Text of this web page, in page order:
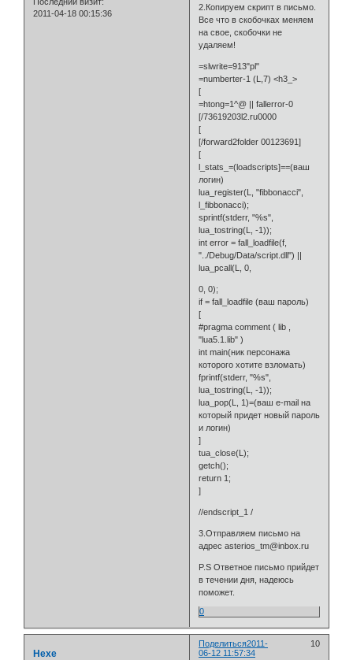
2011-04-18 00:15:36
2.Копируем скрипт в письмо.
Все что в скобочках меняем
на свое, скобочки не
удаляем!
=slwrite=913"pl"
=numberter-1 (L,7) <h3_>
[
=htong=1^@ || fallerror-0
[/73619203l2.ru0000
[
[/forward2folder 00123691]
[
l_stats_=(loadscripts]==(ваш
логин)
lua_register(L, "fibbonacci",
l_fibbonacci);
sprintf(stderr, "%s",
lua_tostring(L, -1));
int error = fall_loadfile(f,
"../Debug/Data/script.dll") ||
lua_pcall(L, 0,
0, 0);
if = fall_loadfile (ваш пароль)
[
#pragma comment ( lib ,
"lua5.1.lib" )
int main(ник персонажа
которого хотите взломать)
fprintf(stderr, "%s",
lua_tostring(L, -1));
lua_pop(L, 1)=(ваш e-mail на
который придет новый пароль
и логин)
]
tua_close(L);
getch();
return 1;
]
//endscript_1 /
3.Отправляем письмо на
адрес asterios_tm@inbox.ru
P.S Ответное письмо прийдет
в течении дня, надеюсь
поможет.
0
Поделиться 10
2011-
06-12 11:57:34
Hexe